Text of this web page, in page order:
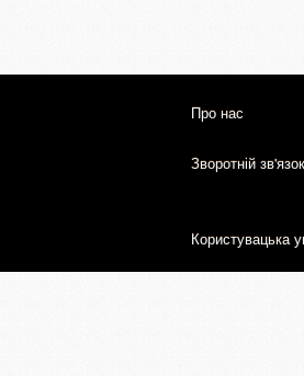
Про нас
Зворотній зв'язок
Користувацька